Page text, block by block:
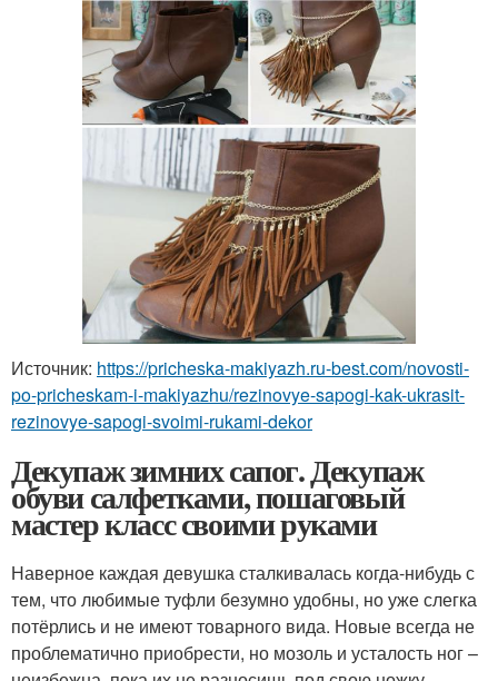
Источник: https://pricheska-makiyazh.ru-best.com/novosti-
po-pricheskam-i-makiyazhu/rezinovye-sapogi-kak-ukrasit-
rezinovye-sapogi-svoimi-rukami-dekor
Декупаж зимних сапог. Декупаж
обуви салфетками, пошаговый
мастер класс своими руками
Наверное каждая девушка сталкивалась когда-нибудь с
тем, что любимые туфли безумно удобны, но уже слегка
потёрлись и не имеют товарного вида. Новые всегда не
проблематично приобрести, но мозоль и усталость ног –